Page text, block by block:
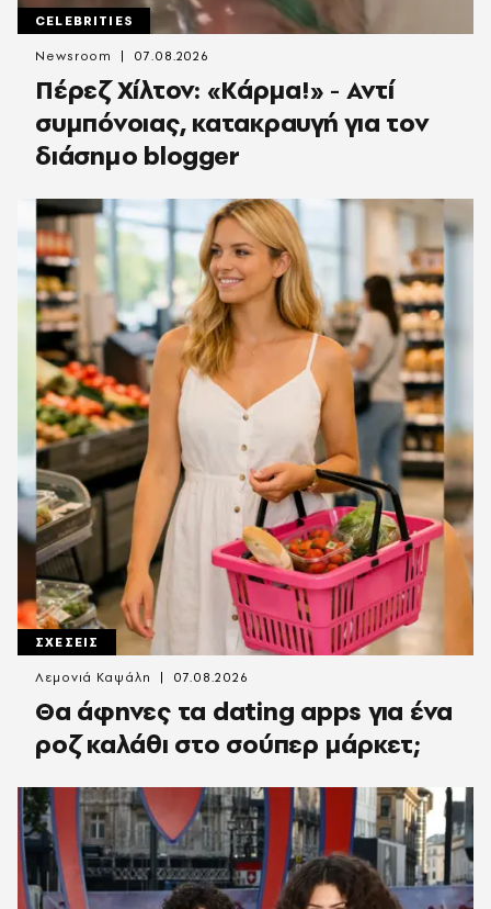
CELEBRITIES
Πέρεζ Χίλτον: «Κάρμα!» - Αντί
συμπόνοιας, κατακραυγή για τον
διάσημο blogger
Newsroom 07.08.2026
ΣΧΕΣΕΙΣ
Θα άφηνες τα dating apps για ένα
ροζ καλάθι στο σούπερ μάρκετ;
Λεμονιά Καψάλη 07.08.2026